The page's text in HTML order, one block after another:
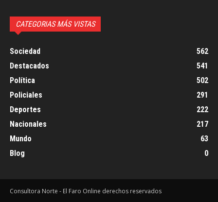
CATEGORIAS MÁS VISTAS
Sociedad
562
Destacados
541
Política
502
Policiales
291
Deportes
222
Nacionales
217
Mundo
63
Blog
0
Consultora Norte - El Faro Online derechos reservados